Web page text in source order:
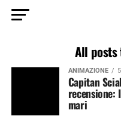
All posts
ANIMAZIONE
Capitan
mari